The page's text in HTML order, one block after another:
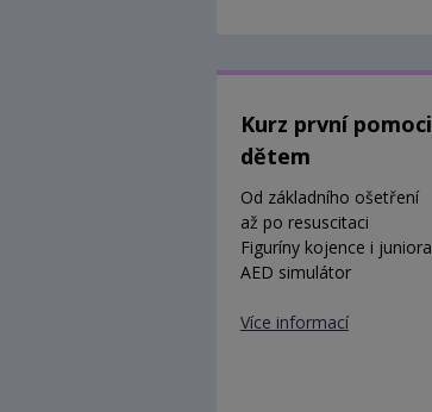
Kurz první pomoci
dětem
Od základního ošetření
až po resuscitaci
Figuríny kojence i juniora
AED simulátor
Více informací